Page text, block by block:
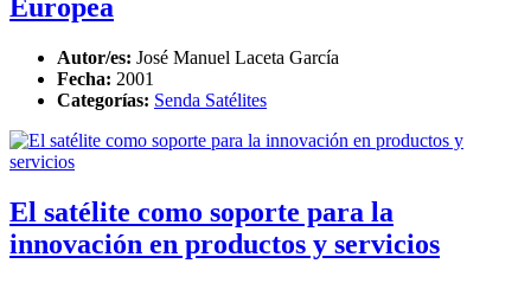
Europea
Autor/es: José Manuel Laceta García
Fecha: 2001
Categorías: Senda Satélites
El satélite como soporte para la
innovación en productos y servicios